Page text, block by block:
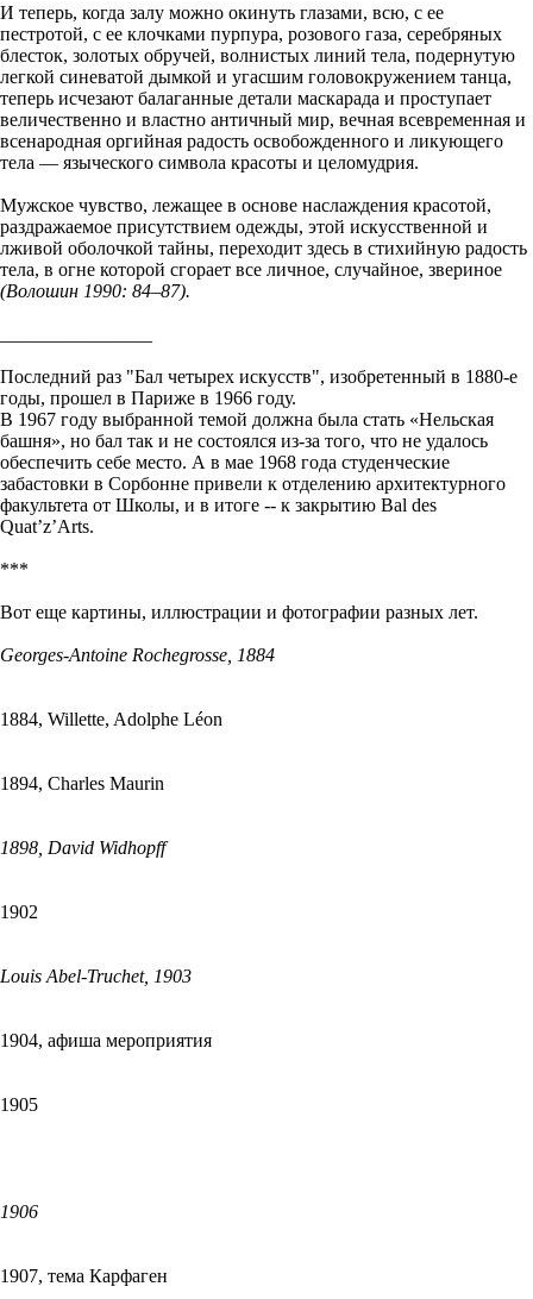
И теперь, когда залу можно окинуть глазами, всю, с ее
пестротой, с ее клочками пурпура, розового газа, серебряных
блесток, золотых обручей, волнистых линий тела, подернутую
легкой синеватой дымкой и угасшим головокружением танца,
теперь исчезают балаганные детали маскарада и проступает
величественно и властно античный мир, вечная всевременная и
всенародная оргийная радость освобожденного и ликующего
тела — языческого символа красоты и целомудрия.
Мужское чувство, лежащее в основе наслаждения красотой,
раздражаемое присутствием одежды, этой искусственной и
лживой оболочкой тайны, переходит здесь в стихийную радость
тела, в огне которой сгорает все личное, случайное, звериное
(Волошин 1990: 84–87).
Последний раз "Бал четырех искусств", изобретенный в 1880-е
годы, прошел в Париже в 1966 году.
В 1967 году выбранной темой должна была стать «Нельская
башня», но бал так и не состоялся из-за того, что не удалось
обеспечить себе место. А в мае 1968 года студенческие
забастовки в Сорбонне привели к отделению архитектурного
факультета от Школы, и в итоге -- к закрытию Bal des
Quat’z’Arts.
***
Вот еще картины, иллюстрации и фотографии разных лет.
Georges-Antoine Rochegrosse, 1884
1884, Willette, Adolphe Léon
1894, Charles Maurin
1898, David Widhopff
1902
Louis Abel-Truchet, 1903
1904, афиша мероприятия
1905
1906
1907, тема Карфаген